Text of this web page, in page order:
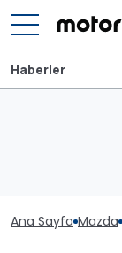
Haberler
Ana Sayfa Mazda